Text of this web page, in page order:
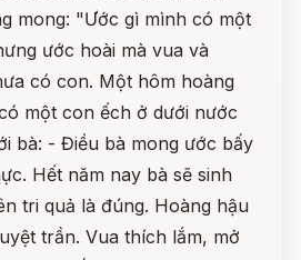
mong: "Ước gì mình có một
ước hoài mà vua và
có con. Một hôm hoàng
một con ếch ở dưới nước
bà: - Điều bà mong ước bấy
Hết năm nay bà sẽ sinh
tri quả là đúng. Hoàng hậu
trần. Vua thích lắm, mở